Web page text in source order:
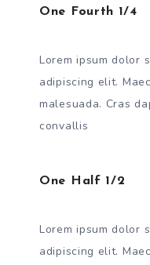
One Fourth 1/4
Lorem ipsum dolor
adipiscing elit.
malesuada. Cras
convallis
One Half 1/2
Lorem ipsum dolor
adipiscing elit.